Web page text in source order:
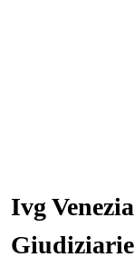
Ivg
Giudiziarie